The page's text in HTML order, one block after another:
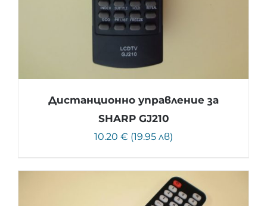
Дистанционно управление за
SHARP GJ210
10.20 € (19.95 лв)